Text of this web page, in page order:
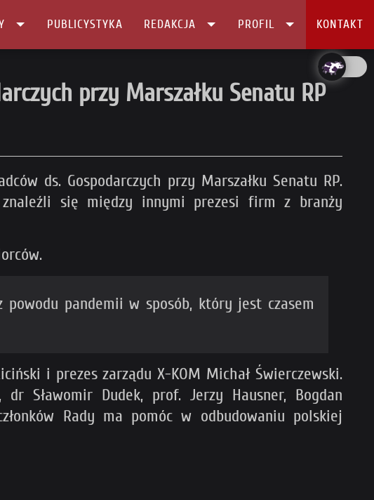
PUBLICYSTYKA REDAKCJA PROFIL KONTAKT
przy Marszałku Senatu RP
ds. Gospodarczych przy Marszałku Senatu RP.
znaleźli się między innymi prezesi firm z branży
pandemii w sposób, który jest czasem
i prezes zarządu X-KOM Michał Świerczewski.
Sławomir Dudek, prof. Jerzy Hausner, Bogdan
Rady ma pomóc w odbudowaniu polskiej